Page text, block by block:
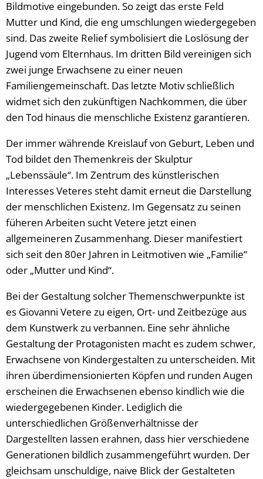
Bildmotive eingebunden. So zeigt das erste Feld
Mutter und Kind, die eng umschlungen wiedergegeben
sind. Das zweite Relief symbolisiert die Loslösung der
Jugend vom Elternhaus. Im dritten Bild vereinigen sich
zwei junge Erwachsene zu einer neuen
Familiengemeinschaft. Das letzte Motiv schließlich
widmet sich den zukünftigen Nachkommen, die über
den Tod hinaus die menschliche Existenz garantieren.
Der immer währende Kreislauf von Geburt, Leben und
Tod bildet den Themenkreis der Skulptur
„Lebenssäule“. Im Zentrum des künstlerischen
Interesses Veteres steht damit erneut die Darstellung
der menschlichen Existenz. Im Gegensatz zu seinen
füheren Arbeiten sucht Vetere jetzt einen
allgemeineren Zusammenhang. Dieser manifestiert
sich seit den 80er Jahren in Leitmotiven wie „Familie“
oder „Mutter und Kind“.
Bei der Gestaltung solcher Themenschwerpunkte ist
es Giovanni Vetere zu eigen, Ort- und Zeitbezüge aus
dem Kunstwerk zu verbannen. Eine sehr ähnliche
Gestaltung der Protagonisten macht es zudem schwer,
Erwachsene von Kindergestalten zu unterscheiden. Mit
ihren überdimensionierten Köpfen und runden Augen
erscheinen die Erwachsenen ebenso kindlich wie die
wiedergegebenen Kinder. Lediglich die
unterschiedlichen Größenverhältnisse der
Dargestellten lassen erahnen, dass hier verschiedene
Generationen bildlich zusammengeführt wurden. Der
gleichsam unschuldige, naive Blick der Gestalteten